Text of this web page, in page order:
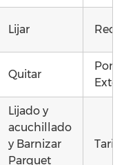
Lijar
Quitar
Lijado y
acuchillado
y Barnizar
Parquet